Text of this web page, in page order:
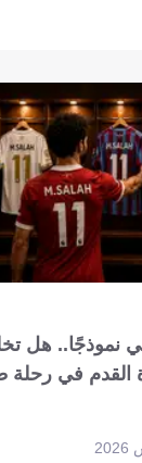
نموذجًا.. هل
في رحلة